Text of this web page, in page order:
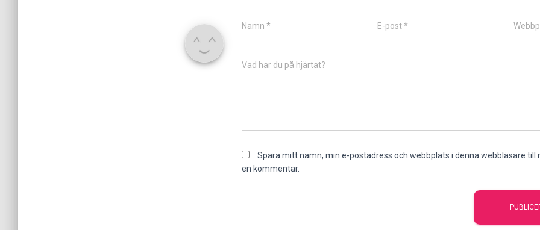
Namn * E-post*
Vad har du på hjärtat?
Spara mitt namn, min e-postadress och webbplats i denna webbläsare till
en kommentar.